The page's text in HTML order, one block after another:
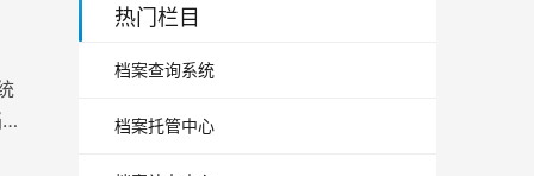
热门栏目
档案查询系统
档案托管中心